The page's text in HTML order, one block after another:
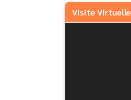
Visite Virtuelle